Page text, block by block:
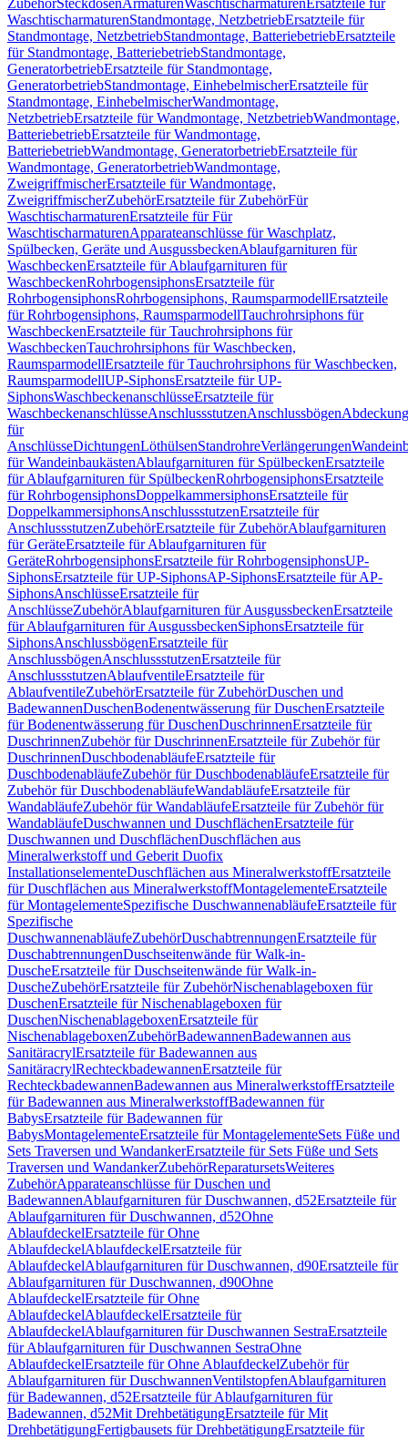
ZubehörSteckdosenArmaturenWaschtischarmaturen Ersatzteile für
WaschtischarmaturenStandmontage, NetzbetriebErsatzteile für
Standmontage, NetzbetriebStandmontage, BatteriebetriebErsatzteile
für Standmontage, BatteriebetriebStandmontage,
GeneratorbetriebErsatzteile für Standmontage,
GeneratorbetriebStandmontage, EinhebelmischerErsatzteile für
Standmontage, EinhebelmischerWandmontage,
NetzbetriebErsatzteile für Wandmontage, NetzbetriebWandmontage,
BatteriebetriebErsatzteile für Wandmontage,
BatteriebetriebWandmontage, GeneratorbetriebErsatzteile für
Wandmontage, GeneratorbetriebWandmontage,
ZweigriffmischerErsatzteile für Wandmontage,
ZweigriffmischerZubehörErsatzteile für ZubehörFür
WaschtischarmaturenErsatzteile für Für
WaschtischarmaturenApparateanschlüsse für Waschplatz,
Spülbecken, Geräte und AusgussbeckenAblaufgarnituren für
WaschbeckenErsatzteile für Ablaufgarnituren für
WaschbeckenRohrbogensiphonsErsatzteile für
RohrbogensiphonsRohrbogensiphons, RaumsparmodellErsatzteile
für Rohrbogensiphons, RaumsparmodellTauchrohrsiphons für
WaschbeckenErsatzteile für Tauchrohrsiphons für
WaschbeckenTauchrohrsiphons für Waschbecken,
RaumsparmodellErsatzteile für Tauchrohrsiphons für Waschbecken,
RaumsparmodellUP-SiphonsErsatzteile für UP-
SiphonsWaschbeckenanschlüsseErsatzteile für
WaschbeckenanschlüsseAnschlussstutzenAnschlussbögen
für
AnschlüsseDichtungenLöthülsenStandrohreVerlängerungen
für WandeinbaukästenAblaufgarnituren für SpülbeckenErsatzteile
für Ablaufgarnituren für SpülbeckenRohrbogensiphonsErsatzteile
für RohrbogensiphonsDoppelkammersiphonsErsatzteile für
DoppelkammersiphonsAnschlussstutzenErsatzteile für
AnschlussstutzenZubehörErsatzteile für ZubehörAblaufgarnituren
für GeräteErsatzteile für Ablaufgarnituren für
GeräteRohrbogensiphonsErsatzteile für RohrbogensiphonsUP-
SiphonsErsatzteile für UP-SiphonsAP-SiphonsErsatzteile für AP-
SiphonsAnschlüsseErsatzteile für
AnschlüsseZubehörAblaufgarnituren für AusgussbeckenErsatzteile
für Ablaufgarnituren für AusgussbeckenSiphonsErsatzteile für
SiphonsAnschlussbögenErsatzteile für
AnschlussbögenAnschlussstutzenErsatzteile für
AnschlussstutzenAblaufventileErsatzteile für
AblaufventileZubehörErsatzteile für ZubehörDuschen und
BadewannenDuschenBodenentwässerung für DuschenErsatzteile
für Bodenentwässerung für DuschenDuschrinnenErsatzteile für
DuschrinnenZubehör für DuschrinnenErsatzteile für Zubehör für
DuschrinnenDuschbodenabläufeErsatzteile für
DuschbodenabläufeZubehör für DuschbodenabläufeErsatzteile für
Zubehör für DuschbodenabläufeWandabläufeErsatzteile für
WandabläufeZubehör für WandabläufeErsatzteile für Zubehör für
WandabläufeDuschwannen und DuschflächenErsatzteile für
Duschwannen und DuschflächenDuschflächen aus
Mineralwerkstoff und Geberit Duofix
InstallationselementeDuschflächen aus MineralwerkstoffErsatzteile
für Duschflächen aus MineralwerkstoffMontagelementeErsatzteile
für MontagelementeSpezifische DuschwannenabläufeErsatzteile für
Spezifische
DuschwannenabläufeZubehörDuschabtrennungenErsatzteile für
DuschabtrennungenDuschseitenwände für Walk-in-
DuscheErsatzteile für Duschseitenwände für Walk-in-
DuscheZubehörErsatzteile für ZubehörNischenablageboxen für
DuschenErsatzteile für Nischenablageboxen für
DuschenNischenablageboxenErsatzteile für
NischenablageboxenZubehörBadewannenBadewannen aus
SanitäracrylErsatzteile für Badewannen aus
SanitäracrylRechteckbadewannenErsatzteile für
RechteckbadewannenBadewannen aus MineralwerkstoffErsatzteile
für Badewannen aus MineralwerkstoffBadewannen für
BabysErsatzteile für Badewannen für
BabysMontagelementeErsatzteile für MontagelementeSets Füße und
Sets Traversen und WandankerErsatzteile für Sets Füße und Sets
Traversen und WandankerZubehörReparatursetsWeiteres
ZubehörApparateanschlüsse für Duschen und
BadewannenAblaufgarnituren für Duschwannen, d52Ersatzteile für
Ablaufgarnituren für Duschwannen, d52Ohne
AblaufdeckelErsatzteile für Ohne
AblaufdeckelAblaufdeckelErsatzteile für
AblaufdeckelAblaufgarnituren für Duschwannen, d90Ersatzteile für
Ablaufgarnituren für Duschwannen, d90Ohne
AblaufdeckelErsatzteile für Ohne
AblaufdeckelAblaufdeckelErsatzteile für
AblaufdeckelAblaufgarnituren für Duschwannen SestraErsatzteile
für Ablaufgarnituren für Duschwannen SestraOhne
AblaufdeckelErsatzteile für Ohne AblaufdeckelZubehör für
Ablaufgarnituren für DuschwannenVentilstopfenAblaufgarnituren
für Badewannen, d52Ersatzteile für Ablaufgarnituren für
Badewannen, d52Mit DrehbetätigungErsatzteile für Mit
DrehbetätigungFertigbausets für DrehbetätigungErsatzteile für